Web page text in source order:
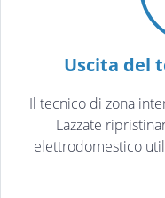
Uscita del
Il tecnico di zona
Lazzate
elettrodomestico